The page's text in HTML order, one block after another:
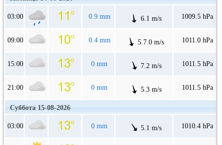
03:00 0.9 mm 6.1 m/s 1009.5 hPa
09:00 0.4 mm 5.7.0 m/s 1011.0 hPa
15:00 0 mm 7.2 m/s 1011.5 hPa
21:00 0 mm 5.3 m/s 1011.5 hPa
Суббота 15-08-2026
03:00 0 mm 5.1 m/s 1010.4 hPa